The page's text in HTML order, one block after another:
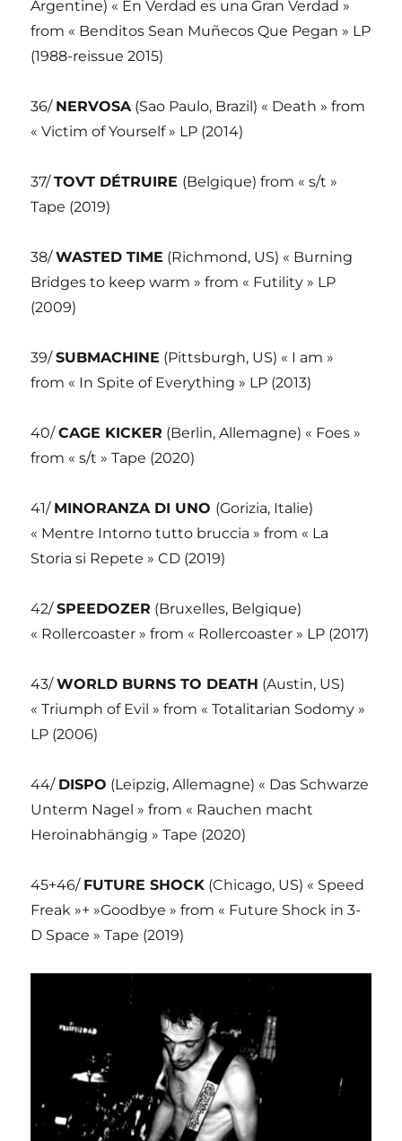
Argentine) « En Verdad es una Gran Verdad »
from « Benditos Sean Muñecos Que Pegan » LP
(1988-reissue 2015)
36/ NERVOSA(Sao Paulo, Brazil) « Death » from
« Victim of Yourself » LP (2014)
37/TOVT DÉTRUIRE (Belgique) from « s/t »
Tape (2019)
38/WASTED TIME (Richmond, US) « Burning
Bridges to keep warm » from « Futility » LP
(2009)
39/SUBMACHINE (Pittsburgh, US) « I am »
from « In Spite of Everything » LP (2013)
40/CAGE KICKER (Berlin, Allemagne) « Foes »
from « s/t » Tape (2020)
41/ MINORANZA DI UNO (Gorizia, Italie)
« Mentre Intorno tutto bruccia » from « La
Storia si Repete » CD (2019)
42/SPEEDOZER (Bruxelles, Belgique)
« Rollercoaster » from « Rollercoaster » LP (2017)
43/WORLD BURNS TO DEATH (Austin, US)
« Triumph of Evil » from « Totalitarian Sodomy »
LP (2006)
44/ DISPO (Leipzig, Allemagne) « Das Schwarze
Unterm Nagel » from « Rauchen macht
Heroinabhängig » Tape (2020)
45+46/ FUTURE SHOCK (Chicago, US) « Speed
Freak »+ »Goodbye » from « Future Shock in 3-
D Space » Tape (2019)